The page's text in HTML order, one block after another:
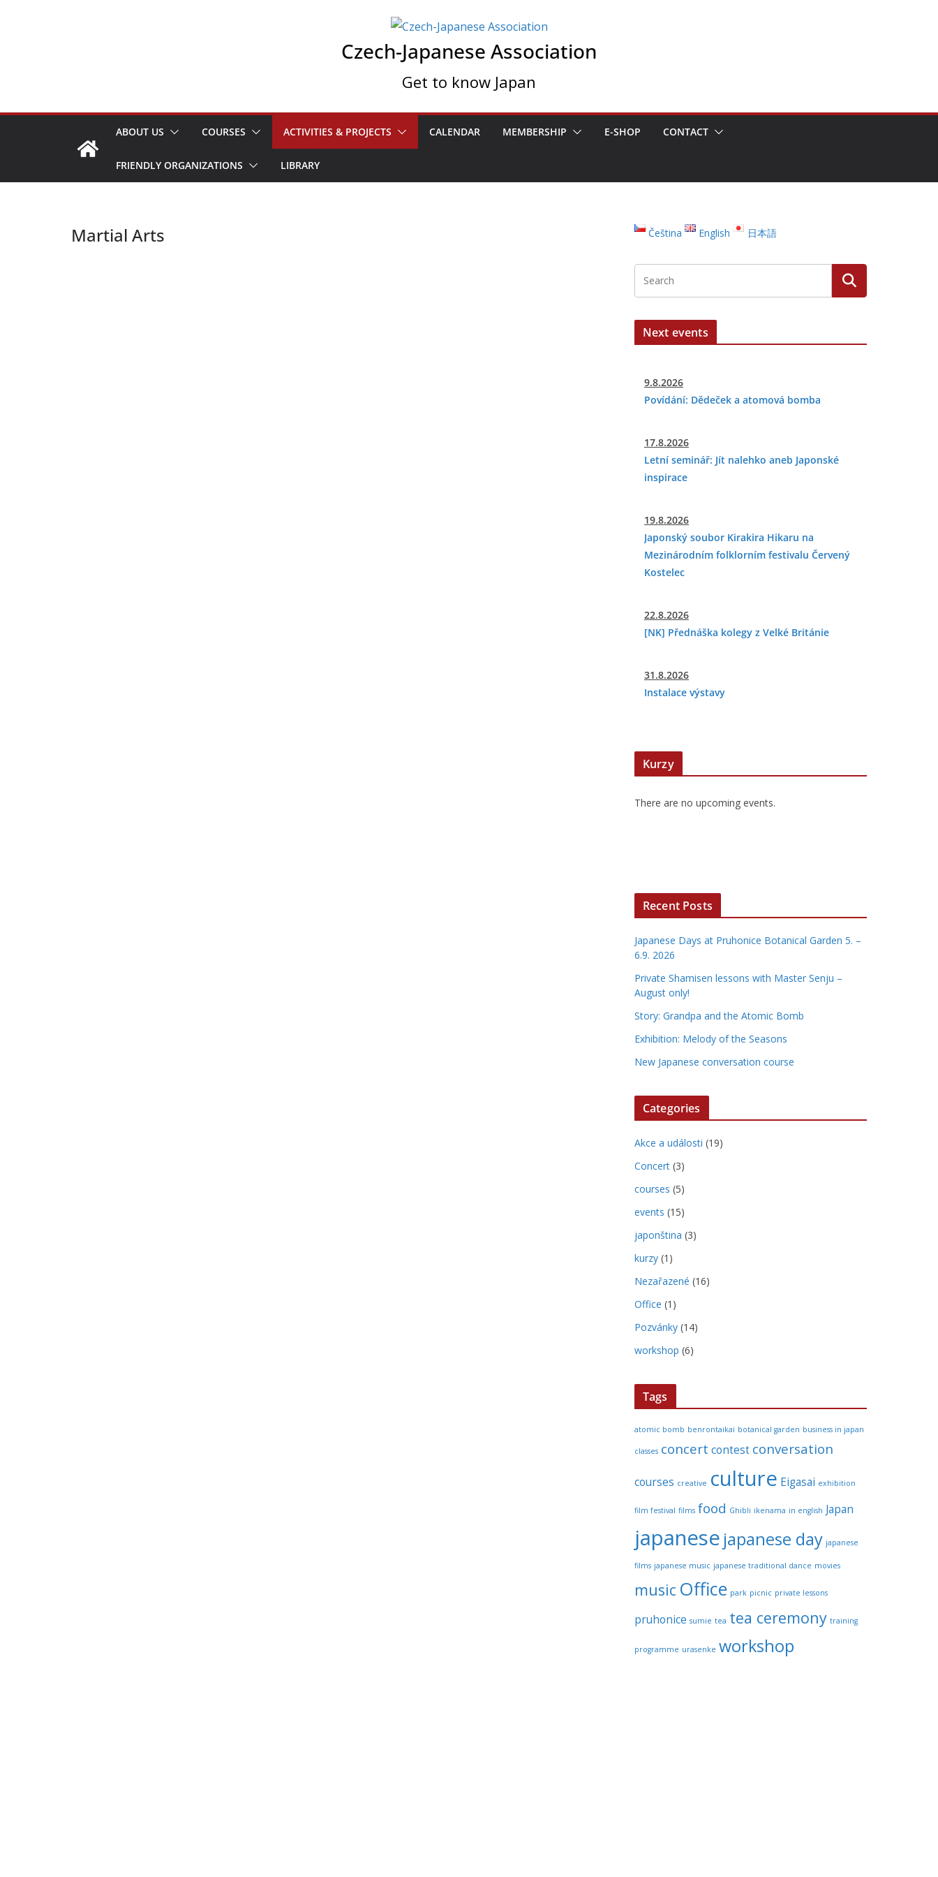
Czech-Japanese Association
Get to know Japan
ABOUT US COURSES ACTIVITIES & PROJECTS CALENDAR MEMBERSHIP E-SHOP CONTACT
FRIENDLY ORGANIZATIONS LIBRARY
Martial Arts Čeština English 日本語
Next events
9.8.2026
Povídání: Dědeček a atomová bomba
17.8.2026
Letní seminář: Jít nalehko aneb Japonské
inspirace
19.8.2026
Japonský soubor Kirakira Hikaru na
Mezinárodním folklorním festivalu Červený
Kostelec
22.8.2026
[NK] Přednáška kolegy z Velké Británie
31.8.2026
Instalace výstavy
Kurzy
There are no upcoming events.
Recent Posts
Japanese Days at Pruhonice Botanical Garden 5. –
6.9. 2026
Private Shamisen lessons with Master Senju –
August only!
Story: Grandpa and the Atomic Bomb
Exhibition: Melody of the Seasons
New Japanese conversation course
Categories
Akce a události (19)
Concert (3)
courses (5)
events (15)
japonština (3)
kurzy (1)
Nezařazené (16)
Office (1)
Pozvánky (14)
workshop (6)
Tags
atomic bomb benrontaikai botanical garden business in japan
classes concert contest conversation
courses creative culture Eigasai exhibition
film festival films food Ghibli ikenama in english Japan
japanese japanese day japanese
films japanese music japanese traditional dance movies
music Office park picnic private lessons
pruhonice sumie tea tea ceremony training
programme urasenke workshop